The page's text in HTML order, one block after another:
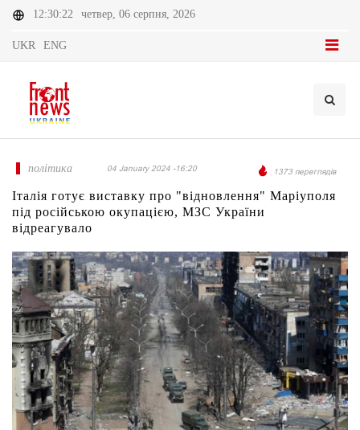
12:30:22 четвер, 06 серпня, 2026
UKR ENG
політика 04 January 2024 -16:20 1373 переглядів
Італія готує виставку про "відновлення" Маріуполя
під російською окупацією, МЗС України
відреагувало